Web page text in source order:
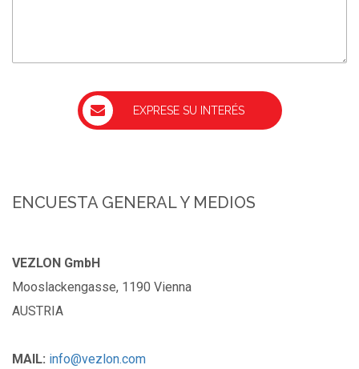
ENCUESTA GENERAL Y MEDIOS
VEZLON GmbH
Mooslackengasse, 1190 Vienna
AUSTRIA
MAIL: info@vezlon.com